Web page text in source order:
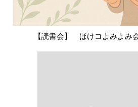
【読書会】 ほけコよみよみ